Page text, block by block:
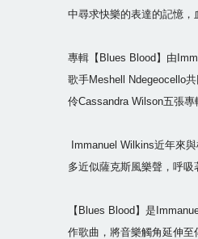
中尋求快樂的表達的記憶，
專輯【Blues Blood】由
歌手Meshell Ndegeocello
伶Cassandra Wilson五張
Immanuel Wilkins近年來
多近似薩克斯風樂聲，呼
【Blues Blood】是
作歌曲，將音樂觸角延伸